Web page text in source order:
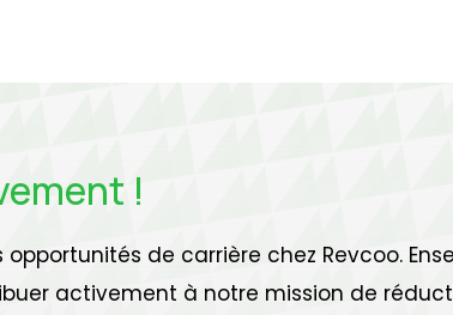
!
de carrière chez Revcoo.
activement à notre mission de